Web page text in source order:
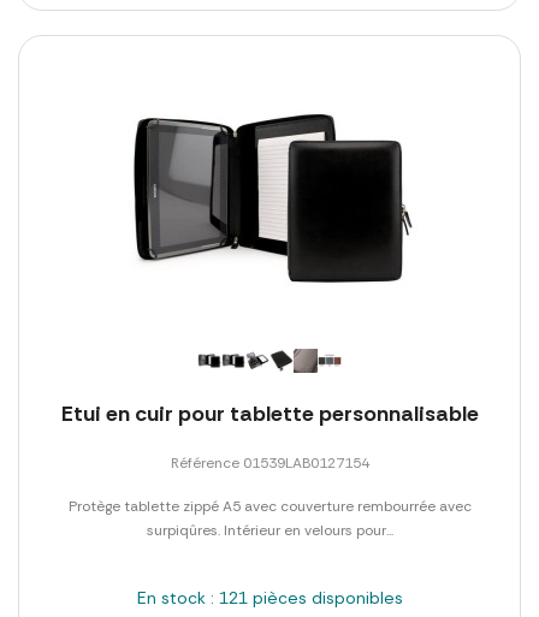
Etui en cuir pour tablette personnalisable
Référence 01539LAB0127154
Protège tablette zippé A5 avec couverture rembourrée avec
surpiqûres. Intérieur en velours pour...
En stock : 121 pièces disponibles